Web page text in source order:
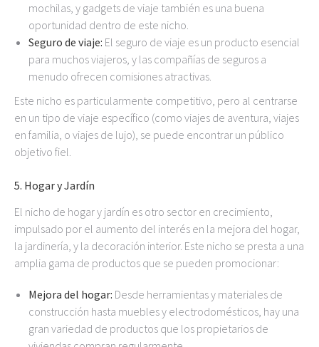
mochilas, y gadgets de viaje también es una buena
oportunidad dentro de este nicho.
Seguro de viaje: El seguro de viaje es un producto esencial
para muchos viajeros, y las compañías de seguros a
menudo ofrecen comisiones atractivas.
Este nicho es particularmente competitivo, pero al centrarse
en un tipo de viaje específico (como viajes de aventura, viajes
en familia, o viajes de lujo), se puede encontrar un público
objetivo fiel.
5. Hogar y Jardín
El nicho de hogar y jardín es otro sector en crecimiento,
impulsado por el aumento del interés en la mejora del hogar,
la jardinería, y la decoración interior. Este nicho se presta a una
amplia gama de productos que se pueden promocionar:
Mejora del hogar: Desde herramientas y materiales de
construcción hasta muebles y electrodomésticos, hay una
gran variedad de productos que los propietarios de